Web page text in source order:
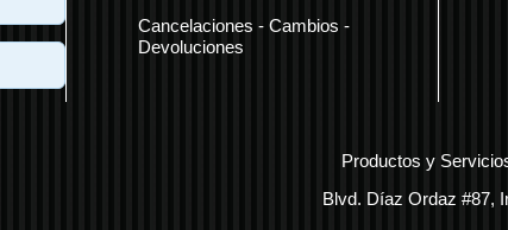
Cancelaciones - Cambios -
Devoluciones
Productos y
Blvd. Díaz Ordaz #87,